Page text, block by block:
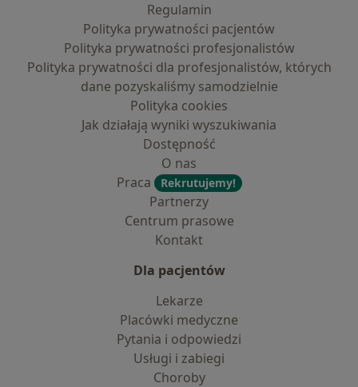
Regulamin
Polityka prywatności pacjentów
Polityka prywatności profesjonalistów
Polityka prywatności dla profesjonalistów, których
dane pozyskaliśmy samodzielnie
Polityka cookies
Jak działają wyniki wyszukiwania
Dostępność
O nas
Praca
Rekrutujemy!
Partnerzy
Centrum prasowe
Kontakt
Dla pacjentów
Lekarze
Placówki medyczne
Pytania i odpowiedzi
Usługi i zabiegi
Choroby